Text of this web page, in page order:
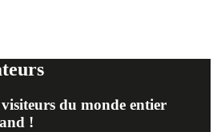
visiteurs du monde entier
!